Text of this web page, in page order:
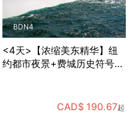
BDN4
<4天>【浓缩美东精华】纽
约都市夜景+费城历史符号
+林肯纪念堂经典地标三连
CAD$ 190.67起